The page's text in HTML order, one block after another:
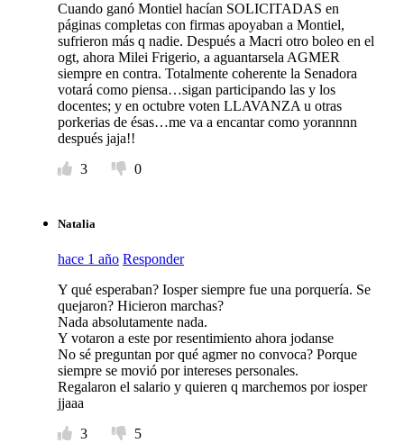
Cuando ganó Montiel hacían SOLICITADAS en
páginas completas con firmas apoyaban a Montiel,
sufrieron más q nadie. Después a Macri otro boleo en el
ogt, ahora Milei Frigerio, a aguantarsela AGMER
siempre en contra. Totalmente coherente la Senadora
votará como piensa…sigan participando las y los
docentes; y en octubre voten LLAVANZA u otras
porkerias de ésas…me va a encantar como yorannnn
después jaja!!
3
0
Natalia
hace 1 año Responder
Y qué esperaban? Iosper siempre fue una porquería. Se
quejaron? Hicieron marchas?
Nada absolutamente nada.
Y votaron a este por resentimiento ahora jodanse
No sé preguntan por qué agmer no convoca? Porque
siempre se movió por intereses personales.
Regalaron el salario y quieren q marchemos por iosper
jjaaa
3
5